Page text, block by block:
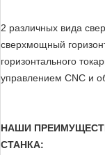
2 различных вида
сверхмощный
горизонтального
управлением CNC и
НАШИ
СТАНКА: